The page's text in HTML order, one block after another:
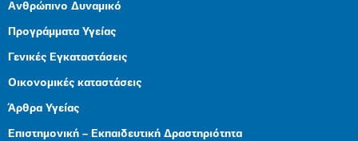
Ανθρώπινο Δυναμικό
Προγράμματα Υγείας
Γενικές Εγκαταστάσεις
Οικονομικές καταστάσεις
Άρθρα Υγείας
Επιστημονική – Εκπαιδευτική Δραστηριότητα